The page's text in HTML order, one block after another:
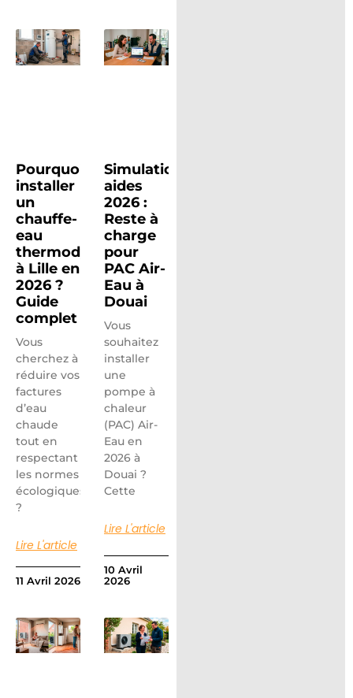
Pourquoi
installer
un
chauffe-
eau
thermodynamique
à Lille en
2026 ?
Guide
complet
Vous
cherchez à
réduire vos
factures
d’eau
chaude
tout en
respectant
les normes
écologiques
?
Lire L'article
11 Avril 2026
Simulation
aides
2026 :
Reste à
charge
pour
PAC Air-
Eau à
Douai
Vous
souhaitez
installer
une
pompe à
chaleur
(PAC) Air-
Eau en
2026 à
Douai ?
Cette
Lire L'article
10 Avril
2026